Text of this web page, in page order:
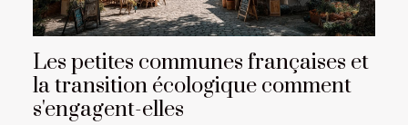
Les petites communes françaises et
la transition écologique comment
s'engagent-elles